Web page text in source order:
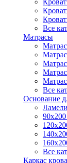
Все
Матрасы
Все
Основание
Ламели
Все
Каркас